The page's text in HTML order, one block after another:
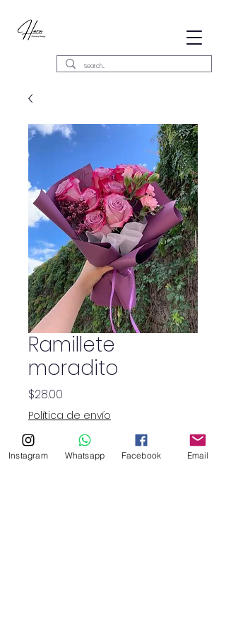
Ramillete
moradito
$28.00
Política de envío
Cantidad *
Instagram Whatsapp Facebook Email